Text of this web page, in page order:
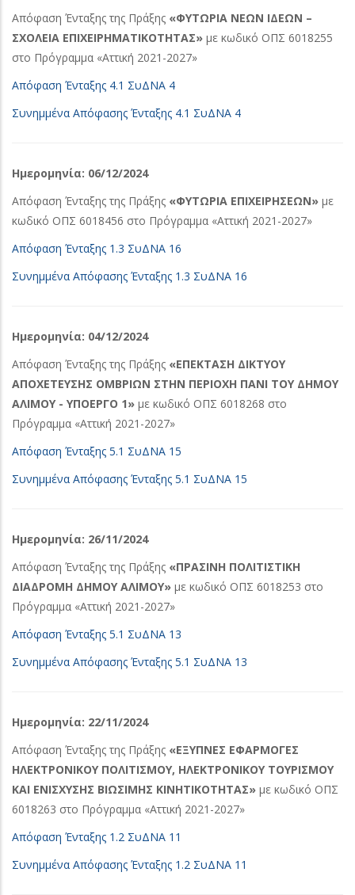
Απόφαση Ένταξης της Πράξης «ΦΥΤΩΡΙΑ ΝΕΩΝ ΙΔΕΩΝ –
ΣΧΟΛΕΙΑ ΕΠΙΧΕΙΡΗΜΑΤΙΚΟΤΗΤΑΣ» με κωδικό ΟΠΣ 6018255
στο Πρόγραμμα «Αττική 2021-2027»
Απόφαση Ένταξης 4.1 ΣυΔΝΑ 4
Συνημμένα Απόφασης Ένταξης 4.1 ΣυΔΝΑ 4
Ημερομηνία: 06/12/2024
Απόφαση Ένταξης της Πράξης «ΦΥΤΩΡΙΑ ΕΠΙΧΕΙΡΗΣΕΩΝ» με
κωδικό ΟΠΣ 6018456 στο Πρόγραμμα «Αττική 2021-2027»
Απόφαση Ένταξης 1.3 ΣυΔΝΑ 16
Συνημμένα Απόφασης Ένταξης 1.3 ΣυΔΝΑ 16
Ημερομηνία: 04/12/2024
Απόφαση Ένταξης της Πράξης «ΕΠΕΚΤΑΣΗ ΔΙΚΤΥΟΥ
ΑΠΟΧΕΤΕΥΣΗΣ ΟΜΒΡΙΩΝ ΣΤΗΝ ΠΕΡΙΟΧΗ ΠΑΝΙ ΤΟΥ ΔΗΜΟΥ
ΑΛΙΜΟΥ - ΥΠΟΕΡΓΟ 1» με κωδικό ΟΠΣ 6018268 στο
Πρόγραμμα «Αττική 2021-2027»
Απόφαση Ένταξης 5.1 ΣυΔΝΑ 15
Συνημμένα Απόφασης Ένταξης 5.1 ΣυΔΝΑ 15
Ημερομηνία: 26/11/2024
Απόφαση Ένταξης της Πράξης «ΠΡΑΣΙΝΗ ΠΟΛΙΤΙΣΤΙΚΗ
ΔΙΑΔΡΟΜΗ ΔΗΜΟΥ ΑΛΙΜΟΥ» με κωδικό ΟΠΣ 6018253 στο
Πρόγραμμα «Αττική 2021-2027»
Απόφαση Ένταξης 5.1 ΣυΔΝΑ 13
Συνημμένα Απόφασης Ένταξης 5.1 ΣυΔΝΑ 13
Ημερομηνία: 22/11/2024
Απόφαση Ένταξης της Πράξης «ΕΞΥΠΝΕΣ ΕΦΑΡΜΟΓΕΣ
ΗΛΕΚΤΡΟΝΙΚΟΥ ΠΟΛΙΤΙΣΜΟΥ, ΗΛΕΚΤΡΟΝΙΚΟΥ ΤΟΥΡΙΣΜΟΥ
ΚΑΙ ΕΝΙΣΧΥΣΗΣ ΒΙΩΣΙΜΗΣ ΚΙΝΗΤΙΚΟΤΗΤΑΣ» με κωδικό ΟΠΣ
6018263 στο Πρόγραμμα «Αττική 2021-2027»
Απόφαση Ένταξης 1.2 ΣυΔΝΑ 11
Συνημμένα Απόφασης Ένταξης 1.2 ΣυΔΝΑ 11